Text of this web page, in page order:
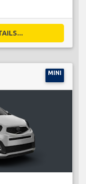
MINI